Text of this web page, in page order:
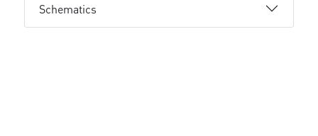
Schematics